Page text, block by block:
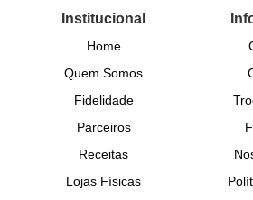
Institucional
Home
Quem Somos
Fidelidade
Parceiros
Receitas
Lojas Físicas